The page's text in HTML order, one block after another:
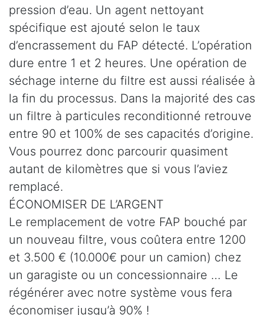
pression d’eau. Un agent nettoyant
spécifique est ajouté selon le taux
d’encrassement du FAP détecté. L’opération
dure entre 1 et 2 heures. Une opération de
séchage interne du filtre est aussi réalisée à
la fin du processus. Dans la majorité des cas
un filtre à particules reconditionné retrouve
entre 90 et 100% de ses capacités d’origine.
Vous pourrez donc parcourir quasiment
autant de kilomètres que si vous l’aviez
remplacé.
ÉCONOMISER DE L’ARGENT
Le remplacement de votre FAP bouché par
un nouveau filtre, vous coûtera entre 1200
et 3.500 € (10.000€ pour un camion) chez
un garagiste ou un concessionnaire … Le
régénérer avec notre système vous fera
économiser jusqu’à 90% !